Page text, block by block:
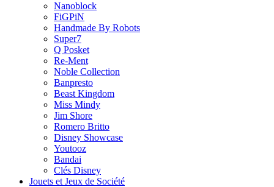
Nanoblock
FiGPiN
Handmade By Robots
Super7
Q Posket
Re-Ment
Noble Collection
Banpresto
Beast Kingdom
Miss Mindy
Jim Shore
Romero Britto
Disney Showcase
Youtooz
Bandai
Clés Disney
Jouets et Jeux de Société